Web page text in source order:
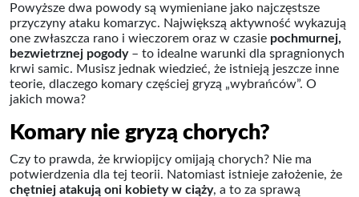
Powyższe dwa powody są wymieniane jako najczęstsze
przyczyny ataku komarzyc. Największą aktywność wykazują
one zwłaszcza rano i wieczorem oraz w czasie pochmurnej,
bezwietrznej pogody– to idealne warunki dla spragnionych
krwi samic. Musisz jednak wiedzieć, że istnieją jeszcze inne
teorie, dlaczego komary częściej gryzą „wybrańców”. O
jakich mowa?
Komary nie gryzą chorych?
Czy to prawda, że krwiopijcy omijają chorych? Nie ma
potwierdzenia dla tej teorii. Natomiast istnieje założenie, że
chętniej atakują oni kobiety w ciąży, a to za sprawą